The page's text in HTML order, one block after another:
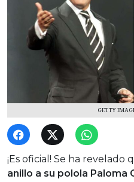
GETTY
¡Es oficial! Se ha revelado
anillo a su polola Paloma